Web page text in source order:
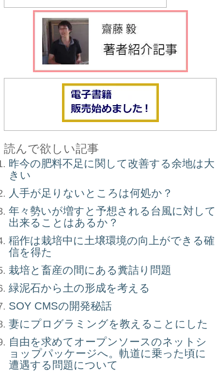
読んで欲しい記事
昨今の肥料不足に関して改善する余地は大
きい
人手が足りないところは何処か？
年々勢いが増すと予想される台風に対して
出来ることはあるか？
稲作は栽培中に土壌環境の向上ができる確
信を得た
栽培と畜産の間にある糞詰り問題
緑泥石から土の形成を考える
SOY CMSの開発秘話
妻にプログラミングを教えることにした
自由を求めてオープンソースのネットシ
ョップパッケージへ。軌道に乗った頃に
遭遇する問題について